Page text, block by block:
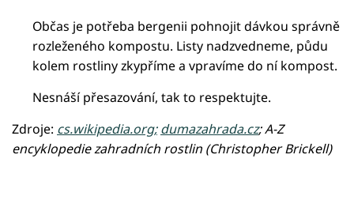
Občas je potřeba bergenii pohnojit dávkou správně
rozleženého kompostu. Listy nadzvedneme, půdu
kolem rostliny zkypříme a vpravíme do ní kompost.
Nesnáší přesazování, tak to respektujte.
Zdroje: cs.wikipedia.org; dumazahrada.cz; A-Z
encyklopedie zahradních rostlin (Christopher Brickell)